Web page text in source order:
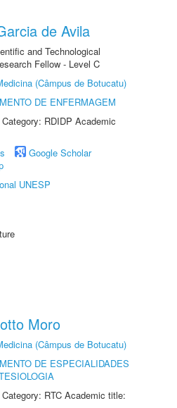
de Avila
and Technological
Fellow - Level C
(Câmpus de Botucatu)
DE ENFERMAGEM
RDIDP Academic
Google Scholar
UNESP
Moro
(Câmpus de Botucatu)
DE ESPECIALIDADES
RTC Academic title: